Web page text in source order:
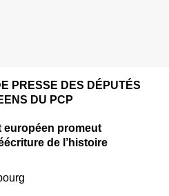
PRESSE DES DÉPUTÉS
DU PCP
européen promeut
de l’histoire